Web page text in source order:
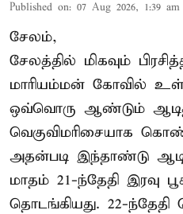
Published on: 07 Aug 2026, 1:39 am
சேலம்,
சேலத்தில் மிகவும்
மாரியம்மன் கோவில்
ஒவ்வொரு ஆண்டும்
வெகுவிமரிசையாக
அதன்படி இந்தாண்டு
மாதம் 21-ந்தேதி இரவு
தொடங்கியது. 22-ந்தேதி